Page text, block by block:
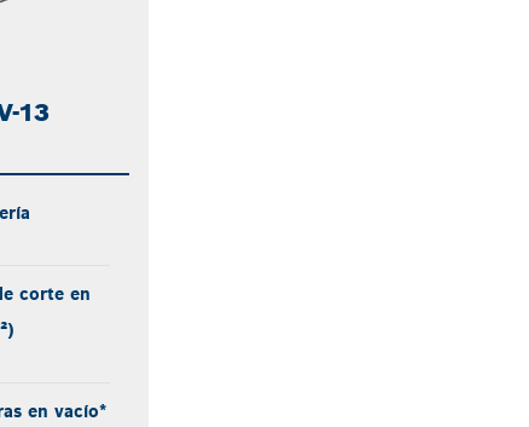
13
corte en
en vacío*